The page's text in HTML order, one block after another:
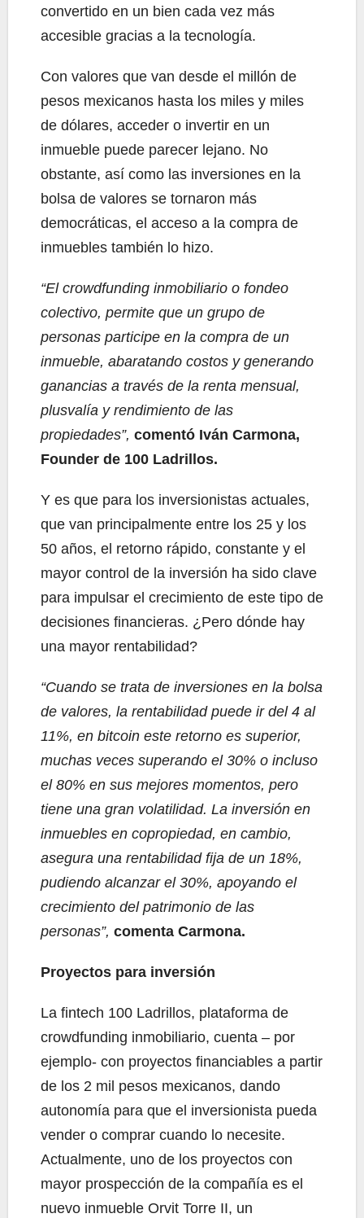
convertido en un bien cada vez más
accesible gracias a la tecnología.
Con valores que van desde el millón de
pesos mexicanos hasta los miles y miles
de dólares, acceder o invertir en un
inmueble puede parecer lejano. No
obstante, así como las inversiones en la
bolsa de valores se tornaron más
democráticas, el acceso a la compra de
inmuebles también lo hizo.
“El crowdfunding inmobiliario o fondeo
colectivo, permite que un grupo de
personas participe en la compra de un
inmueble, abaratando costos y generando
ganancias a través de la renta mensual,
plusvalía y rendimiento de las
propiedades”, comentó Iván Carmona,
Founder de 100 Ladrillos.
Y es que para los inversionistas actuales,
que van principalmente entre los 25 y los
50 años, el retorno rápido, constante y el
mayor control de la inversión ha sido clave
para impulsar el crecimiento de este tipo de
decisiones financieras. ¿Pero dónde hay
una mayor rentabilidad?
“Cuando se trata de inversiones en la bolsa
de valores, la rentabilidad puede ir del 4 al
11%, en bitcoin este retorno es superior,
muchas veces superando el 30% o incluso
el 80% en sus mejores momentos, pero
tiene una gran volatilidad. La inversión en
inmuebles en copropiedad, en cambio,
asegura una rentabilidad fija de un 18%,
pudiendo alcanzar el 30%, apoyando el
crecimiento del patrimonio de las
personas”, comenta Carmona.
Proyectos para inversión
La fintech 100 Ladrillos, plataforma de
crowdfunding inmobiliario, cuenta – por
ejemplo- con proyectos financiables a partir
de los 2 mil pesos mexicanos, dando
autonomía para que el inversionista pueda
vender o comprar cuando lo necesite.
Actualmente, uno de los proyectos con
mayor prospección de la compañía es el
nuevo inmueble Orvit Torre II, un